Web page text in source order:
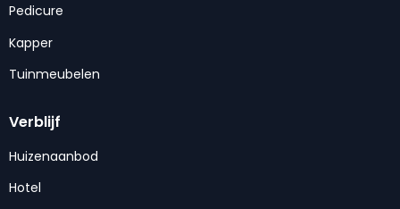
Pedicure
Kapper
Tuinmeubelen
Verblijf
Huizenaanbod
Hotel